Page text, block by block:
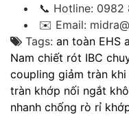
📞 Hotline:
✉️ Email:
Tags: an toàn EHS
Nam chiết rót IBC
coupling giảm tràn
tràn khớp nối ngắt khô
nhanh chống rò rỉ